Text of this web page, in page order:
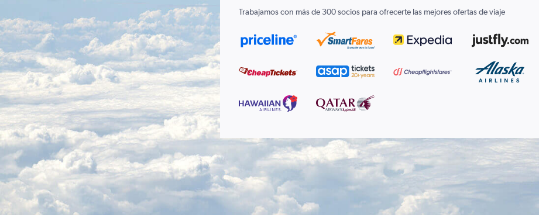
Trabajamos con más de 300 socios para ofrecerte las mejores ofertas de viaje